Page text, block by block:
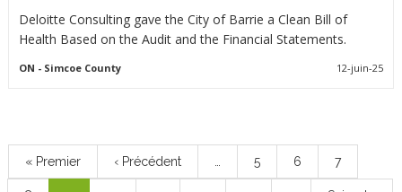
Deloitte Consulting gave the City of Barrie a Clean Bill of
Health Based on the Audit and the Financial Statements.
ON - Simcoe County 12-juin-25
Première
page
« Premier
Page
précédente
‹ Précédent Page
5 Page
6 Page
7